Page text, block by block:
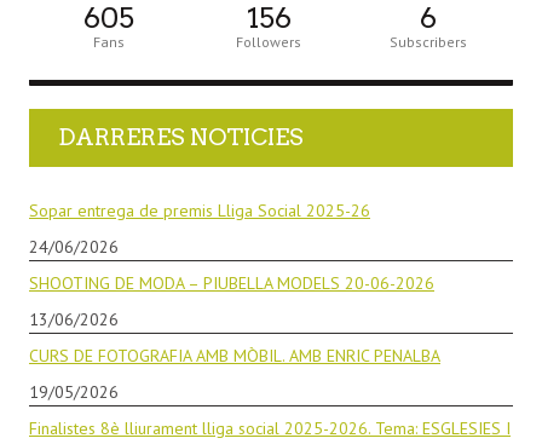
605
Fans
156
Followers
6
Subscribers
DARRERES NOTICIES
Sopar entrega de premis Lliga Social 2025-26
24/06/2026
SHOOTING DE MODA – PIUBELLA MODELS 20-06-2026
13/06/2026
CURS DE FOTOGRAFIA AMB MÒBIL. AMB ENRIC PENALBA
19/05/2026
Finalistes 8è lliurament lliga social 2025-2026. Tema: ESGLESIES I